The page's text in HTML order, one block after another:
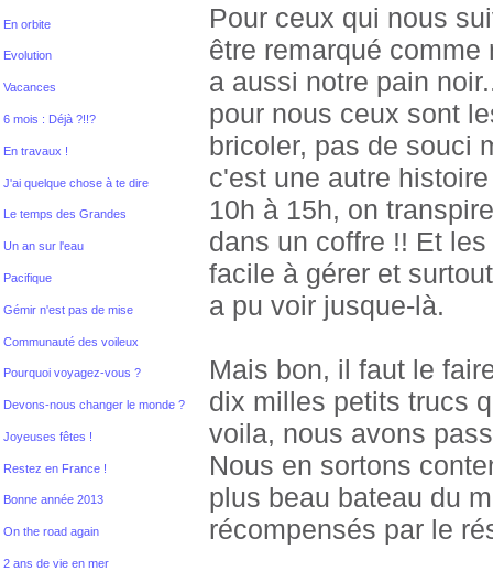
En orbite
Evolution
Vacances
6 mois : Déjà ?!!?
En travaux !
J'ai quelque chose à te dire
Le temps des Grandes
Un an sur l'eau
Pacifique
Gémir n'est pas de mise
Communauté des voileux
Pourquoi voyagez-vous ?
Devons-nous changer le monde ?
Joyeuses fêtes !
Restez en France !
Bonne année 2013
On the road again
2 ans de vie en mer
Pour ceux qui nous
être remarqué
a aussi notre pain
pour nous ceux sont
bricoler, pas de souci
c'est une autre
10h à 15h, on
dans un coffre !! Et
facile à gérer et
a pu voir jusque-là.
Mais bon, il faut le
dix milles petits trucs
voila, nous avons
Nous en sortons
plus beau bateau du
récompensés par le